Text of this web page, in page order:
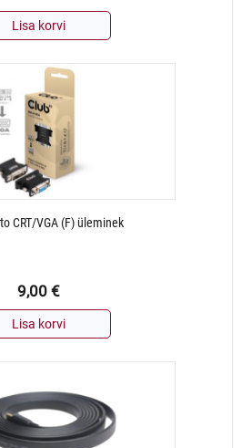
Lisa korvi
CRT/VGA (F) üleminek
9,00 €
Lisa korvi